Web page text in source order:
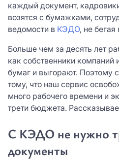
каждый документ,
возятся с бумажками,
ведомости в КЭДО, не бегая
Больше чем за десять лет
как собственники компаний
бумаг и выгорают. Поэтому
тому, что наш сервис
много рабочего времени и
трети бюджета.
С КЭДО не нужно
документы